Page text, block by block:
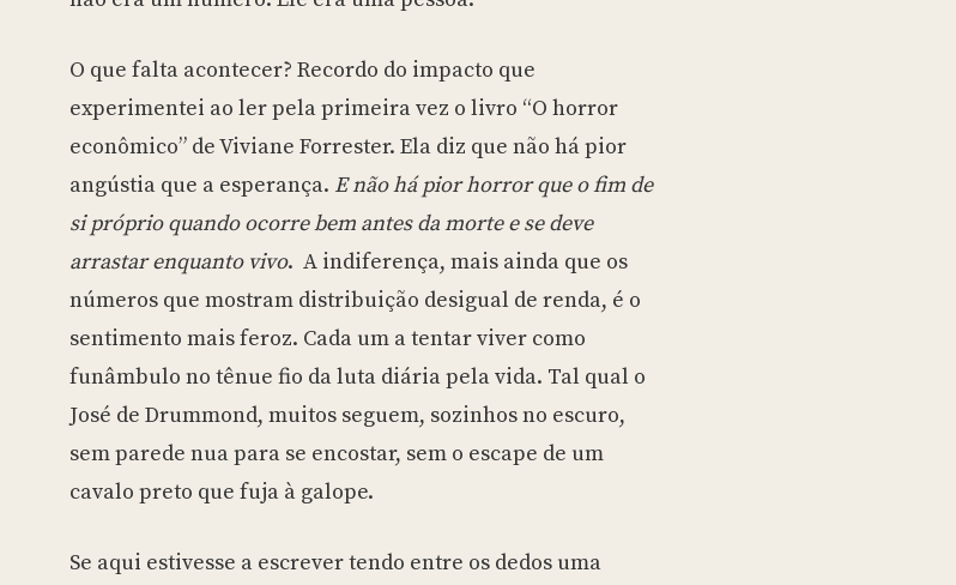
O que falta acontecer? Recordo do impacto que
experimentei ao ler pela primeira vez o livro “O horror
econômico” de Viviane Forrester. Ela diz que não há pior
angústia que a esperança. E não há pior horror que o fim de
si próprio quando ocorre bem antes da morte e se deve
arrastar enquanto vivo. A indiferença, mais ainda que os
números que mostram distribuição desigual de renda, é o
sentimento mais feroz. Cada um a tentar viver como
funâmbulo no tênue fio da luta diária pela vida. Tal qual o
José de Drummond, muitos seguem, sozinhos no escuro,
sem parede nua para se encostar, sem o escape de um
cavalo preto que fuja à galope.
Se aqui estivesse a escrever tendo entre os dedos uma